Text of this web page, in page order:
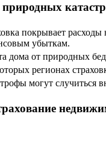
покрывает расходы
убыткам.
дома от природных
регионах
могут случиться